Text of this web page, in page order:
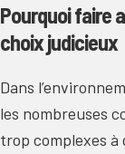
Pourquoi faire
choix judicieux
Dans
les nombreuses
trop complexes à